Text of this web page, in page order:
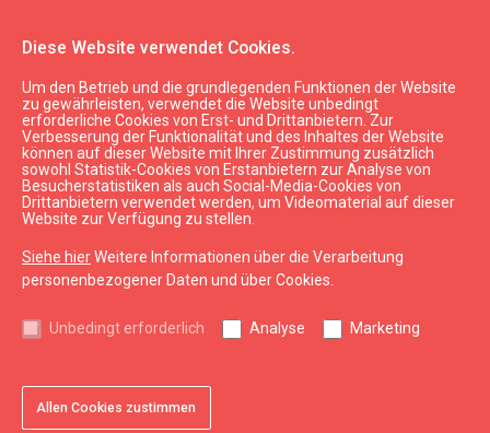
Diese Website verwendet Cookies.
Um den Betrieb und die grundlegenden Funktionen der Website
zu gewährleisten, verwendet die Website unbedingt
erforderliche Cookies von Erst- und Drittanbietern. Zur
Verbesserung der Funktionalität und des Inhaltes der Website
können auf dieser Website mit Ihrer Zustimmung zusätzlich
sowohl Statistik-Cookies von Erstanbietern zur Analyse von
Besucherstatistiken als auch Social-Media-Cookies von
Drittanbietern verwendet werden, um Videomaterial auf dieser
Website zur Verfügung zu stellen.
Siehe hierWeitere Informationen über die Verarbeitung
personenbezogener Daten und über Cookies.
Unbedingt erforderlich Analyse Marketing
Allen Cookies zustimmen
Planen Anreise nach Liepāja
Mit dem Bus
Nach Liepāja fahren regelmäßig Busse von den
größten Städten Lettlands und Litauens – Riga,
Ventspils, Kuldīga sowie Palanga und Klaipeda. In
den meisten Bussen steht kostenloses WiFi zur
Verfügung.
Nähere Info zu Reisen innerhalb von Lettland, zu
undwww.infobus.eu/en